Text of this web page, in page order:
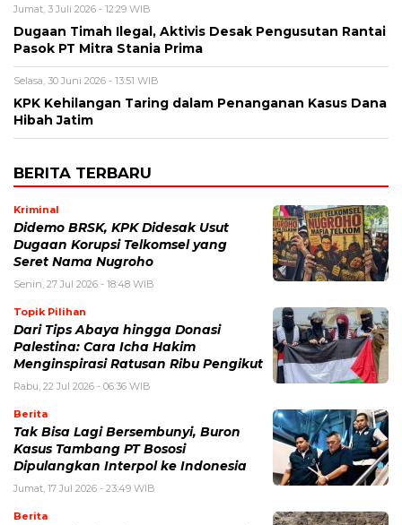
Jumat, 3 Juli 2026 - 12:29 WIB
Dugaan Timah Ilegal, Aktivis Desak Pengusutan Rantai
Pasok PT Mitra Stania Prima
Selasa, 30 Juni 2026 - 13:51 WIB
KPK Kehilangan Taring dalam Penanganan Kasus Dana
Hibah Jatim
BERITA TERBARU
Kriminal
Didemo BRSK, KPK Didesak Usut
Dugaan Korupsi Telkomsel yang
Seret Nama Nugroho
Senin, 27 Jul 2026 - 18:48 WIB
Topik Pilihan
Dari Tips Abaya hingga Donasi
Palestina: Cara Icha Hakim
Menginspirasi Ratusan Ribu Pengikut
Rabu, 22 Jul 2026 - 06:36 WIB
Berita
Tak Bisa Lagi Bersembunyi, Buron
Kasus Tambang PT Bososi
Dipulangkan Interpol ke Indonesia
Jumat, 17 Jul 2026 - 23:49 WIB
Berita